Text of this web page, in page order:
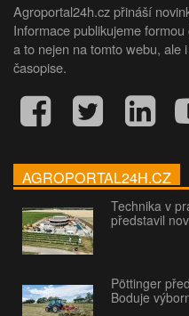
Agroportal24h.cz přináší
Informace publikujeme
a to nejen na tomto webu, ale
časopise.
AGROPORTAL24H.CZ
Technika v
představil
Pöttinger
Boduje